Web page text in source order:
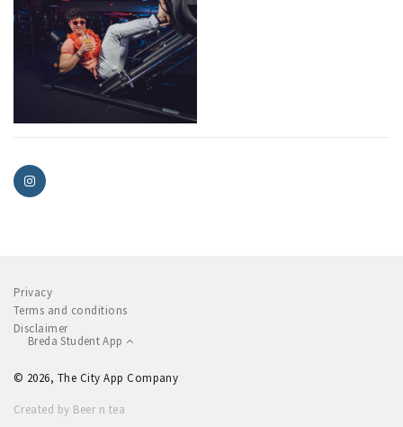
Privacy
Terms and conditions
Disclaimer
Breda Student App
© 2026, The City App Company
Created by Beer n tea